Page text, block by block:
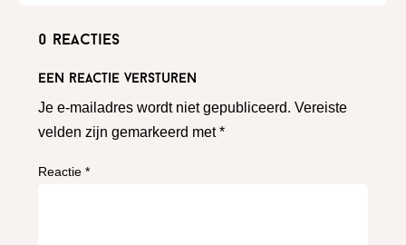
0 reacties
Een reactie versturen
Je e-mailadres wordt niet gepubliceerd. Vereiste
velden zijn gemarkeerd met*
Reactie*